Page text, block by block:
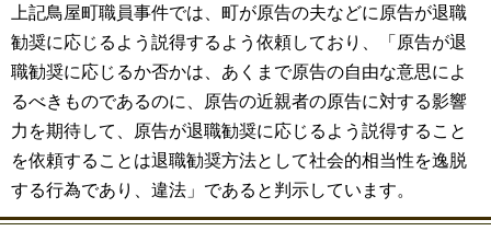
上記鳥屋町職員事件では、町が原告の夫などに原告が退職
勧奨に応じるよう説得するよう依頼しており、「原告が退
職勧奨に応じるか否かは、あくまで原告の自由な意思によ
るべきものであるのに、原告の近親者の原告に対する影響
力を期待して、原告が退職勧奨に応じるよう説得すること
を依頼することは退職勧奨方法として社会的相当性を逸脱
する行為であり、違法」であると判示しています。